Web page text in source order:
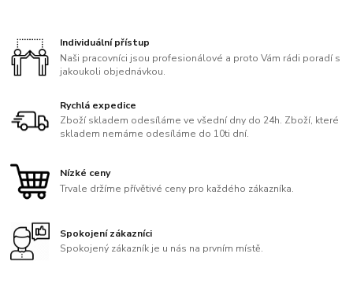
Individuální přístup
Naši pracovníci jsou profesionálové a proto Vám rádi poradí s
jakoukoli objednávkou.
Rychlá expedice
Zboží skladem odesíláme ve všední dny do 24h. Zboží, které
skladem nemáme odesíláme do 10ti dní.
Nízké ceny
Trvale držíme přívětivé ceny pro každého zákazníka.
Spokojení zákazníci
Spokojený zákazník je u nás na prvním místě.